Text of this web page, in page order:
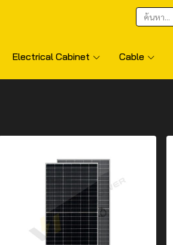
Electrical Cabinet Cable